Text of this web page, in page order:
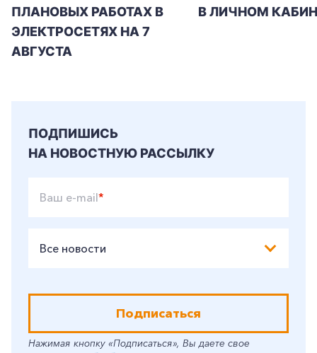
ПЛАНОВЫХ РАБОТАХ В
ЭЛЕКТРОСЕТЯХ НА 7
АВГУСТА
В ЛИЧНОМ
ПОДПИШИСЬ
НА НОВОСТНУЮ РАССЫЛКУ
Ваш e-mail*
Все новости
Подписаться
Нажимая кнопку «Подписаться», Вы даете свое